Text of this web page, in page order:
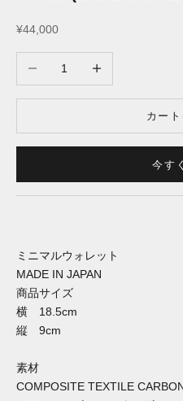
セール価格
¥44,000
数量を減らす 数量を増やす
カー
今す
ミニマルウォレット
MADE IN JAPAN
商品サイズ
横 18.5cm
縦 9cm
素材
COMPOSITE TEXTILE